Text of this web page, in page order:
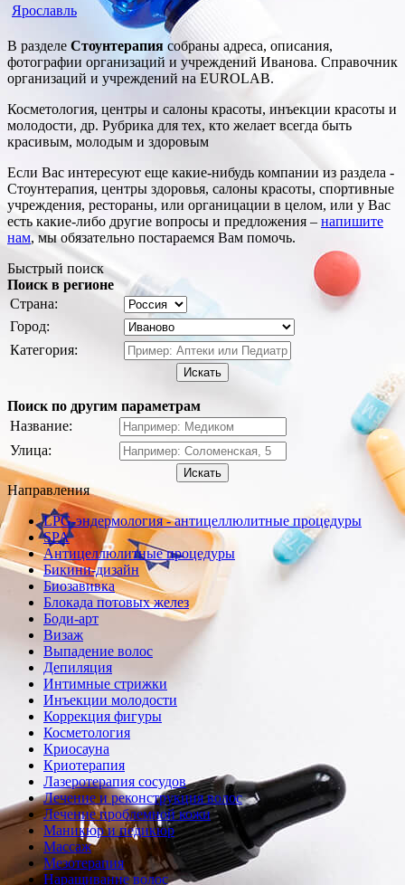
Ярославль
В разделе Стоунтерапия собраны адреса, описания,
фотографии организаций и учреждений Иванова. Справочник
организаций и учреждений на EUROLAB.
Косметология, центры и салоны красоты, инъекции красоты и
молодости, др. Рубрика для тех, кто желает всегда быть
красивым, молодым и здоровым
Если Вас интересуют еще какие-нибудь компании из раздела -
Стоунтерапия, центры здоровья, салоны красоты, спортивные
учреждения, рестораны, или органицации в целом, или у Вас
есть какие-либо другие вопросы и предложения – напишите
нам, мы обязательно постараемся Вам помочь.
Быстрый поиск
Поиск в регионе
Страна:
Город:
Категория:
Искать
Поиск по другим параметрам
Название:
Улица:
Искать
Направления
LPG-эндермология - антицеллюлитные процедуры
SPA
Антицеллюлитные процедуры
Бикини-дизайн
Биозавивка
Блокада потовых желез
Боди-арт
Визаж
Выпадение волос
Депиляция
Интимные стрижки
Инъекции молодости
Коррекция фигуры
Косметология
Криосауна
Криотерапия
Лазеротерапия сосудов
Лечение и реконструкция волос
Лечение проблемной кожи
Маникюр и педикюр
Массаж
Мезотерапия
Наращивание волос